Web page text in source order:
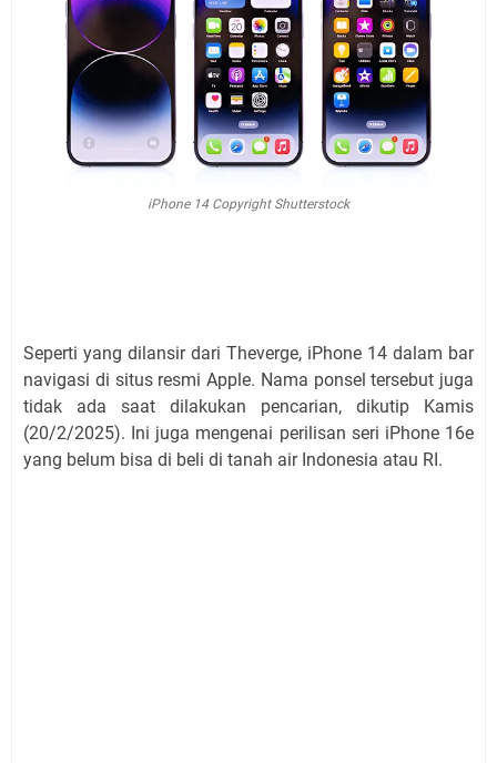
iPhone 14 Copyright Shutterstock
Seperti yang dilansir dari Theverge, iPhone 14 dalam bar
navigasi di situs resmi Apple. Nama ponsel tersebut juga
tidak ada saat dilakukan pencarian, dikutip Kamis
(20/2/2025). Ini juga mengenai perilisan seri iPhone 16e
yang belum bisa di beli di tanah air Indonesia atau RI.